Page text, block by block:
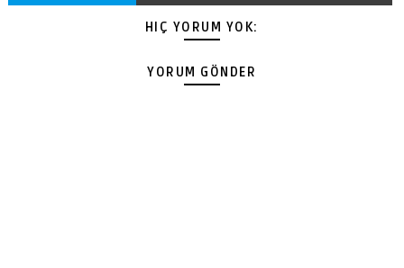
HIÇ YORUM YOK:
YORUM GÖNDER